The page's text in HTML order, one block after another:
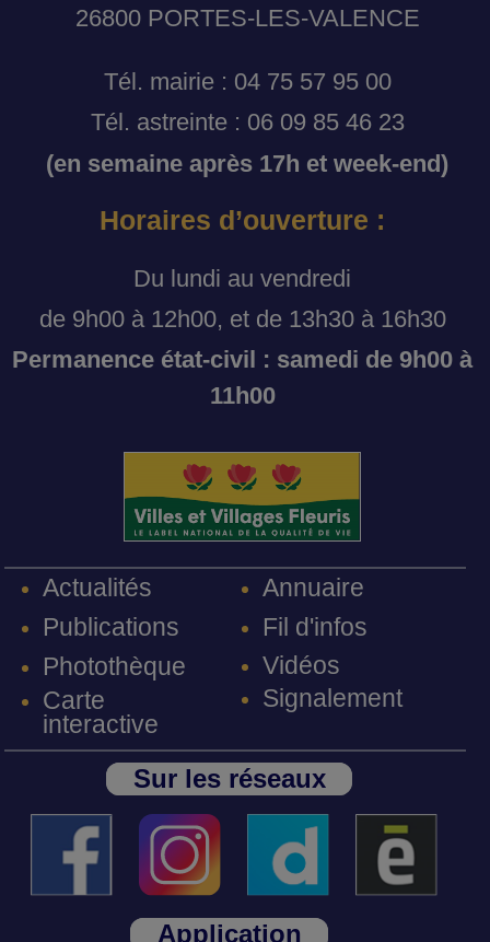
26800 PORTES-LES-VALENCE
Tél. mairie : 04 75 57 95 00
Tél. astreinte : 06 09 85 46 23
(en semaine après 17h et week-end)
Horaires d’ouverture :
Du lundi au vendredi
de 9h00 à 12h00, et de 13h30 à 16h30
Permanence état-civil : samedi de 9h00 à
11h00
Actualités
Publications
Photothèque
Carte
interactive
Annuaire
Fil d'infos
Vidéos
Signalement
Sur les réseaux
Application